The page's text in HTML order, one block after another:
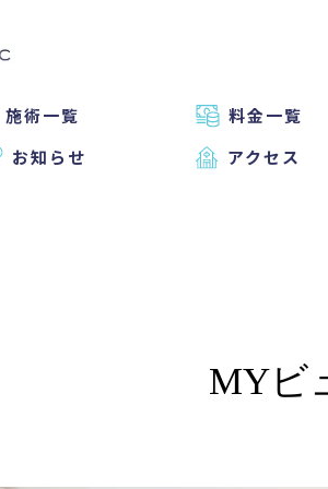
施術一覧 料金一覧
お知らせ アクセス
MYビ